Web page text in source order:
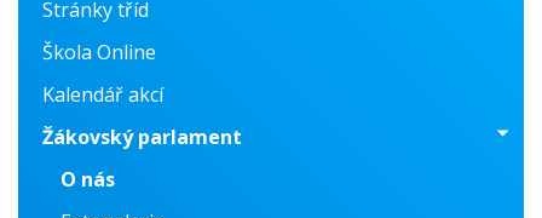
Stránky tříd
Škola Online
Kalendář akcí
Žákovský parlament
O nás